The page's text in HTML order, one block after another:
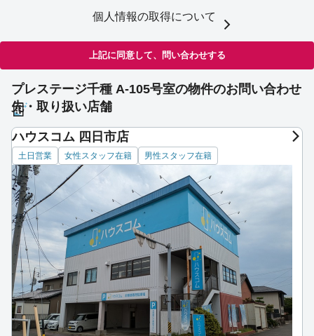
個人情報の取得について
上記に同意して、問い合わせする
プレステージ千種 A-105号室の物件のお問い合わせ
先・取り扱い店舗
ハウスコム 四日市店
土日営業 女性スタッフ在籍 男性スタッフ在籍